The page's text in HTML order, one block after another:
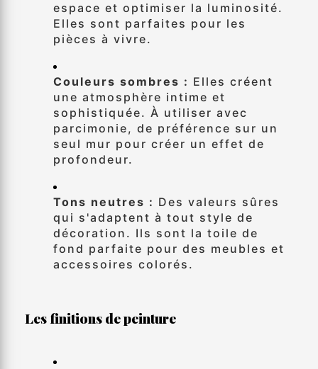
espace et optimiser la luminosité.
Elles sont parfaites pour les
pièces à vivre.
Couleurs sombres : Elles créent
une atmosphère intime et
sophistiquée. À utiliser avec
parcimonie, de préférence sur un
seul mur pour créer un effet de
profondeur.
Tons neutres : Des valeurs sûres
qui s'adaptent à tout style de
décoration. Ils sont la toile de
fond parfaite pour des meubles et
accessoires colorés.
Les finitions de peinture